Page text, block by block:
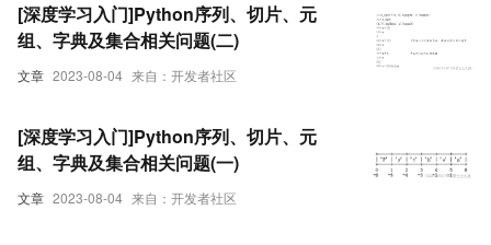
文章 2023-08-04 来自：开发者社区
[深度学习入门]Python序列、切片、元
组、字典及集合相关问题(二)
文章 2023-08-04 来自：开发者社区
[深度学习入门]Python序列、切片、元
组、字典及集合相关问题(一)